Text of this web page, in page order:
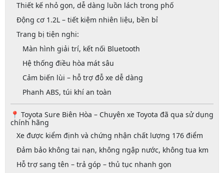
Thiết kế nhỏ gọn, dễ dàng luồn lách trong phố
Động cơ 1.2L – tiết kiệm nhiên liệu, bền bỉ
Trang bị tiện nghi:
Màn hình giải trí, kết nối Bluetooth
Hệ thống điều hòa mát sâu
Cảm biến lùi – hỗ trợ đỗ xe dễ dàng
Phanh ABS, túi khí an toàn
📍 Toyota Sure Biên Hòa – Chuyên xe Toyota đã qua sử dụng
chính hãng
Xe được kiểm định và chứng nhận chất lượng 176 điểm
Đảm bảo không tai nạn, không ngập nước, không tua km
Hỗ trợ sang tên – trả góp – thủ tục nhanh gọn